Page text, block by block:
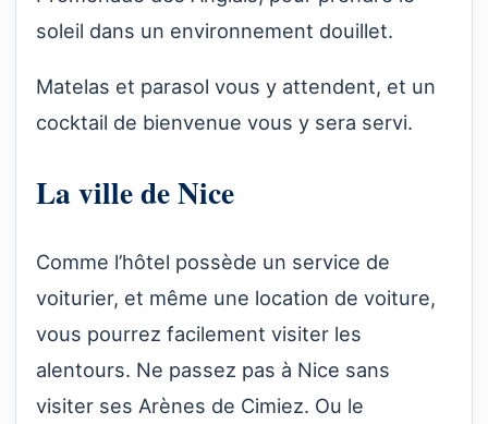
soleil dans un environnement douillet.
Matelas et parasol vous y attendent, et un
cocktail de bienvenue vous y sera servi.
La ville de Nice
Comme l’hôtel possède un service de
voiturier, et même une location de voiture,
vous pourrez facilement visiter les
alentours. Ne passez pas à Nice sans
visiter ses Arènes de Cimiez. Ou le